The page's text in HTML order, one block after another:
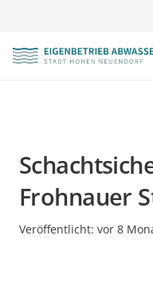
Frohnauer
Veröffentlicht: vor 8